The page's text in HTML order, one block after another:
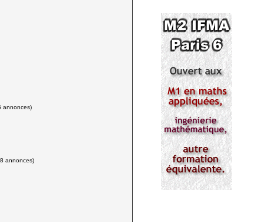
annonces)
annonces)